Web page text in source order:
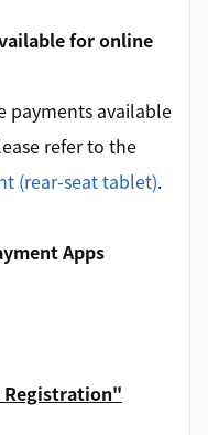
for online
payments available
refer to the
(rear-seat tablet).
Apps